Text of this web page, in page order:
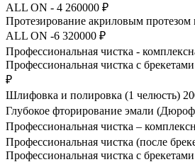
ALL ON - 4 260000 ₽
Протезирование акриловым протезом
ALL ON -6 320000 ₽
Профессиональная чистка -
Профессиональная чистка с
₽
Шлифовка и полировка (1 челюсть)
Глубокое фторирование эмали
Профессиональная чистка –
Профессиональная чистка (после
Профессиональная чистка с